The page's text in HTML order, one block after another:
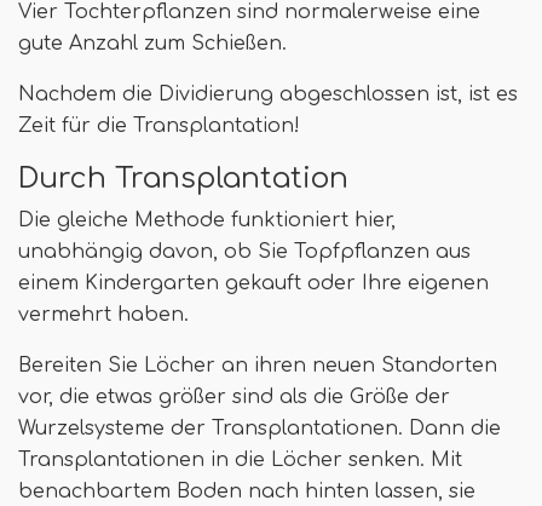
Vier Tochterpflanzen sind normalerweise eine
gute Anzahl zum Schießen.
Nachdem die Dividierung abgeschlossen ist, ist es
Zeit für die Transplantation!
Durch Transplantation
Die gleiche Methode funktioniert hier,
unabhängig davon, ob Sie Topfpflanzen aus
einem Kindergarten gekauft oder Ihre eigenen
vermehrt haben.
Bereiten Sie Löcher an ihren neuen Standorten
vor, die etwas größer sind als die Größe der
Wurzelsysteme der Transplantationen. Dann die
Transplantationen in die Löcher senken. Mit
benachbartem Boden nach hinten lassen, sie